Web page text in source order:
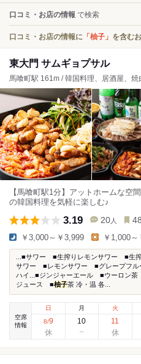
口コミ・お店の情報 で検索
口コミ・お店の情報に 「柚子」 を含む
東大門 サムギョプサル
馬喰町駅 161m / 韓国料理、居酒屋、焼
【馬喰町駅1分】アットホームな空
の韓国料理を気軽に楽しむ♪
3.19 20 人
￥3,000～￥3,999 ￥1,000
...■サワー ■生搾りレモンサワー ■生
サワー ■レモンサワー ■グレープフ
ハイ...■ジンジャーエール ■ウーロン
ジュース ■柚子茶 冷・温 各...
空席
情報
日
8/9
月
10
火
11